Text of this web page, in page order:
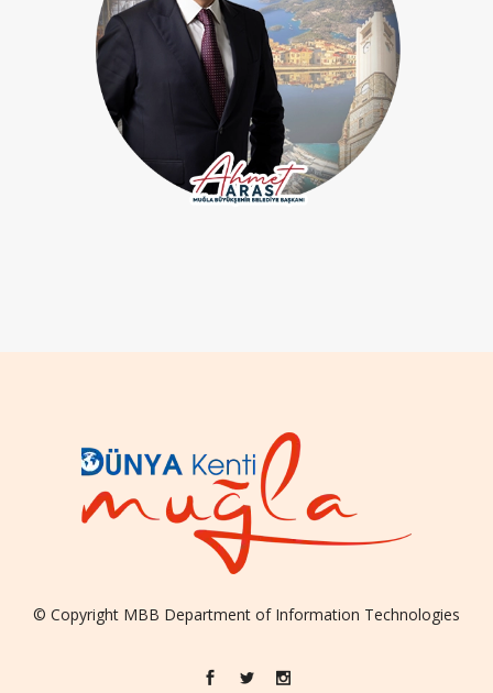
© Copyright MBB Department of Information Technologies